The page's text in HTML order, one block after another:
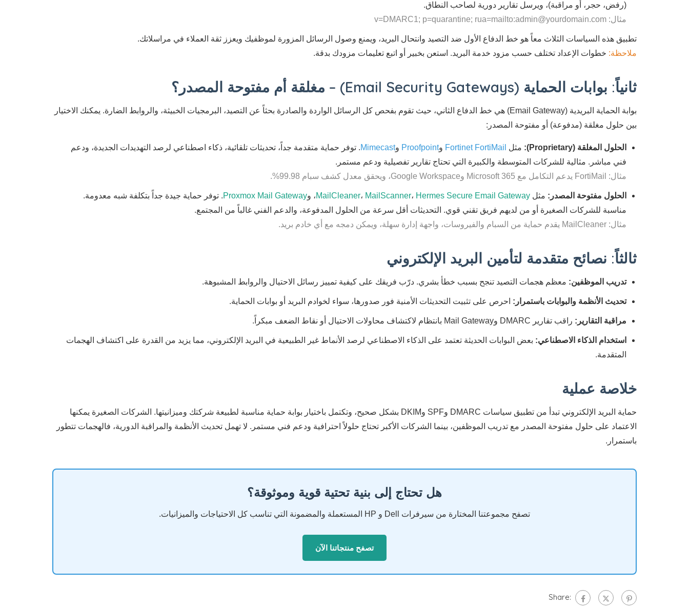
(رفض، حجر، أو مراقبة)، ويرسل تقارير دورية لصاحب النطاق.
مثال: v=DMARC1; p=quarantine; rua=mailto:admin@yourdomain.com
تطبيق هذه السياسات الثلاث معاً هو خط الدفاع الأول ضد التصيد وانتحال البريد، ويمنع وصول الرسائل المزورة لموظفيك ويعزز ثقة العملاء في مراسلاتك.
ملاحظة: خطوات الإعداد تختلف حسب مزود خدمة البريد. استعن بخبير أو اتبع تعليمات مزودك بدقة.
ثانياً: بوابات الحماية (Email Security Gateways) – مغلقة أم مفتوحة المصدر؟
بوابة الحماية البريدية (Email Gateway) هي خط الدفاع الثاني، حيث تقوم بفحص كل الرسائل الواردة والصادرة بحثاً عن التصيد، البرمجيات الخبيثة، والروابط الضارة. يمكنك الاختيار
بين حلول مغلقة (مدفوعة) أو مفتوحة المصدر:
الحلول المغلقة (Proprietary): مثل Fortinet FortiMail وProofpoint وMimecast. توفر حماية متقدمة جداً، تحديثات تلقائية، ذكاء اصطناعي لرصد التهديدات الجديدة، ودعم
فني مباشر. مثالية للشركات المتوسطة والكبيرة التي تحتاج تقارير تفصيلية ودعم مستمر.
مثال: FortiMail يدعم التكامل مع Microsoft 365 وGoogle Workspace، ويحقق معدل كشف سبام 99.98%.
الحلول مفتوحة المصدر: مثل MailCleaner، MailScanner، Hermes Secure Email Gateway ، وProxmox Mail Gateway. توفر حماية جيدة جداً بتكلفة شبه معدومة.
مناسبة للشركات الصغيرة أو من لديهم فريق تقني قوي. التحديثات أقل سرعة من الحلول المدفوعة، والدعم الفني غالباً من المجتمع.
مثال: MailCleaner يقدم حماية من السبام والفيروسات، واجهة إدارة سهلة، ويمكن دمجه مع أي خادم بريد.
ثالثاً: نصائح متقدمة لتأمين البريد الإلكتروني
تدريب الموظفين: معظم هجمات التصيد تنجح بسبب خطأ بشري. درّب فريقك على كيفية تمييز رسائل الاحتيال والروابط المشبوهة.
تحديث الأنظمة والبوابات باستمرار: احرص على تثبيت التحديثات الأمنية فور صدورها، سواء لخوادم البريد أو بوابات الحماية.
مراقبة التقارير: راقب تقارير DMARC وMail Gateway بانتظام لاكتشاف محاولات الاحتيال أو نقاط الضعف مبكراً.
استخدام الذكاء الاصطناعي: بعض البوابات الحديثة تعتمد على الذكاء الاصطناعي لرصد الأنماط غير الطبيعية في البريد الإلكتروني، مما يزيد من القدرة على اكتشاف الهجمات
المتقدمة.
خلاصة عملية
حماية البريد الإلكتروني تبدأ من تطبيق سياسات DMARC وSPF وDKIM بشكل صحيح، وتكتمل باختيار بوابة حماية مناسبة لطبيعة شركتك وميزانيتها. الشركات الصغيرة يمكنها
الاعتماد على حلول مفتوحة المصدر مع تدريب الموظفين، بينما الشركات الأكبر تحتاج حلولاً احترافية ودعم فني مستمر. لا تهمل تحديث الأنظمة والمراقبة الدورية، فالهجمات تتطور
باستمرار.
هل تحتاج إلى بنية تحتية قوية وموثوقة؟
تصفح مجموعتنا المختارة من سيرفرات Dell و HP المستعملة والمضمونة التي تناسب كل الاحتياجات والميزانيات.
تصفح منتجاتنا الآن
Share: